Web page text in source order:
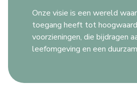
Onze visie is een wereld
toegang heeft tot
voorzieningen, die bijdragen
leefomgeving en een